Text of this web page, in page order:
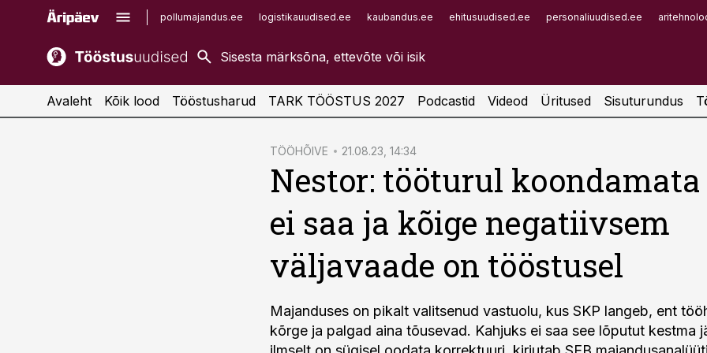
pollumajandus.ee logistikauudised.ee kaubandus.ee ehitusuudised.ee personaliuudised.ee
kaubandus.ee
kinnisvarauudised.ee
imelineajalugu.ee
Infopank
Avaleht Kõik lood Tööstusharud TARK TÖÖSTUS 2027 Podcastid Videod Üritused Sisuturundus
TÖÖHÕIVE 21.08.23, 14:34
Nestor: tööturul
ei saa ja kõige negatiivsem
väljavaade on tööstusel
Majanduses on pikalt valitsenud vastuolu, kus SKP langeb, ent
kõrge ja palgad aina tõusevad. Kahjuks ei saa see lõputut kestma